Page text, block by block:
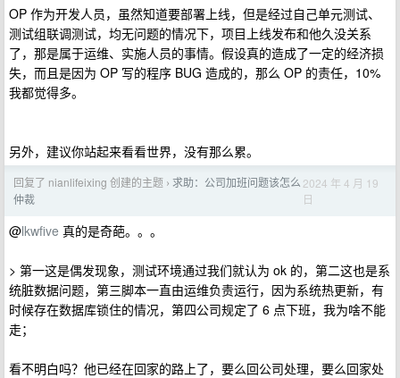
OP 作为开发人员，虽然知道要部署上线，但是经过自己单元测试、
测试组联调测试，均无问题的情况下，项目上线发布和他久没关系
了，那是属于运维、实施人员的事情。假设真的造成了一定的经济损
失，而且是因为 OP 写的程序 BUG 造成的，那么 OP 的责任，10%
我都觉得多。
另外，建议你站起来看看世界，没有那么累。
回复了 nianlifeixing 创建的主题 › 求助：公司加班问题该怎么
仲裁
2024 年 4 月 19
日
@lkwfive 真的是奇葩。。。
> 第一这是偶发现象，测试环境通过我们就认为 ok 的，第二这也是系
统脏数据问题，第三脚本一直由运维负责运行，因为系统热更新，有
时候存在数据库锁住的情况，第四公司规定了 6 点下班，我为啥不能
走；
看不明白吗？他已经在回家的路上了，要么回公司处理，要么回家处